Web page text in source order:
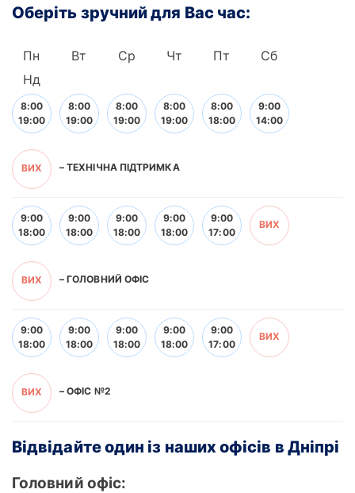
Оберіть зручний для Вас час:
Пн Вт Ср Чт Пт
Сб
Нд
8:00
19:00
8:00
19:00
8:00
19:00
8:00
19:00
8:00
18:00
9:00
14:00
ВИХ – ТЕХНІЧНА ПІДТРИМКА
9:00
18:00
9:00
18:00
9:00
18:00
9:00
18:00
9:00
17:00
ВИХ
ВИХ – ГОЛОВНИЙ ОФІС
9:00
18:00
9:00
18:00
9:00
18:00
9:00
18:00
9:00
17:00
ВИХ
ВИХ – ОФІС №2
Відвідайте один із наших офісів в Дніпрі
Головний офіс: